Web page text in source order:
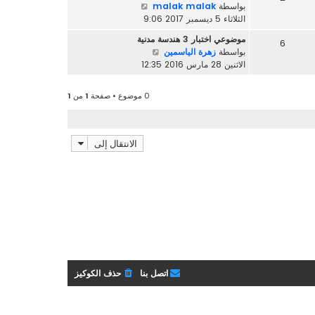
م
ش
ر
ة
آ
خ
ر
ش
بواسطة malak malak
د
م
ك
الثلاثاء 5 ديسمبر 2017 9:06
6
موضوعي اختبار 3 هندسة مدنية
بواسطة زهرة الياسمين
ا
الاثنين 28 مارس 2016 12:35
0 موضوع • صفحة 1 من 1
الانتقال إلى
حذف الكوكيز اتصل بنا